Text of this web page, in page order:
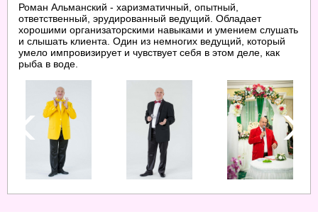
Роман Альманский - харизматичный, опытный,
ответственный, эрудированный ведущий. Обладает
хорошими организаторскими навыками и умением слушать
и слышать клиента. Один из немногих ведущий, который
умело импровизирует и чувствует себя в этом деле, как
рыба в воде.